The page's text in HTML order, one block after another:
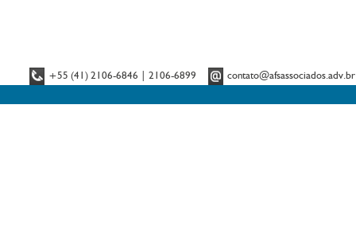
+55 (41) 2106-6846 | 2106-6899 contato@afsassociados.adv.br